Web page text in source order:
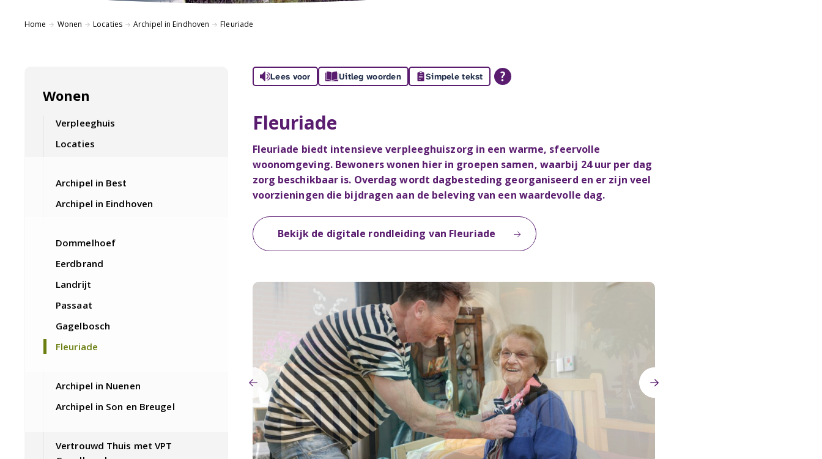
Home Wonen Locaties Archipel in Eindhoven Fleuriade
Wonen
Verpleeghuis
Locaties
Archipel in Best
Archipel in Eindhoven
Dommelhoef
Eerdbrand
Landrijt
Passaat
Gagelbosch
Fleuriade
Archipel in Nuenen
Archipel in Son en Breugel
Vertrouwd Thuis met VPT
Lees voor Uitleg woorden Simpele tekst
Fleuriade
Fleuriade biedt intensieve verpleeghuiszorg in een warme, sfeervolle
woonomgeving. Bewoners wonen hier in groepen samen, waarbij 24 uur per dag
zorg beschikbaar is. Overdag wordt dagbesteding georganiseerd en er zijn veel
voorzieningen die bijdragen aan de beleving van een waardevolle dag.
Bekijk de digitale rondleiding van Fleuriade